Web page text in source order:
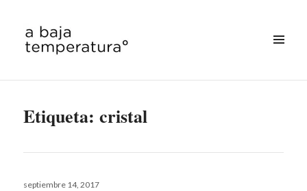
Etiqueta:cristal
Publicado
septiembre 14, 2017